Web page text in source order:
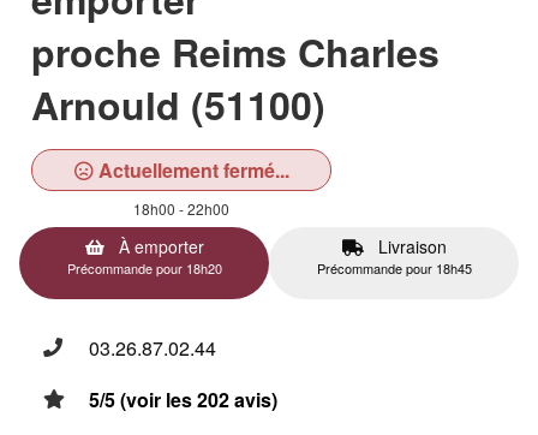
proche Reims Charles
Arnould (51100)
Actuellement fermé...
18h00 - 22h00
À emporter
Précommande pour 18h20
Livraison
Précommande pour 18h45
03.26.87.02.44
5/5 (voir les 202 avis)